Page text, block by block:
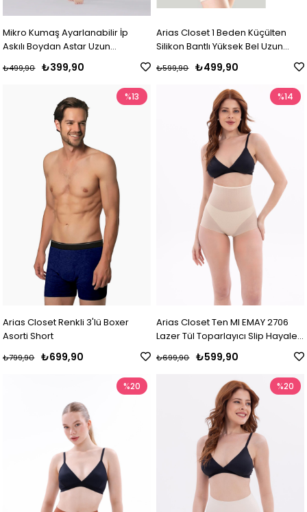
Mikro Kumaş Ayarlanabilir İp
Askılı Boydan Astar Uzun
₺399,90
₺499,90
Arias Closet 1 Beden Küçülten
Silikon Bantlı Yüksek Bel Uzun
₺499,90
₺599,90
Arias Closet Renkli 3'lü Boxer
Asorti Short
₺699,90
₺799,90
%13
Arias Closet Ten MI EMAY 2706
Lazer Tül Toparlayıcı Slip Hayalet
₺599,90
₺699,90
%14
%20 %20